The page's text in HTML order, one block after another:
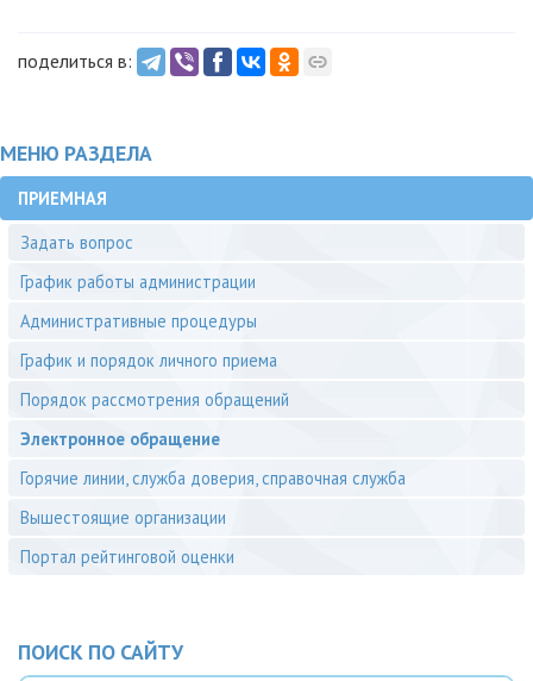
поделиться в:
МЕНЮ РАЗДЕЛА
ПРИЕМНАЯ
Задать вопрос
График работы администрации
Административные процедуры
График и порядок личного приема
Порядок рассмотрения обращений
Электронное обращение
Горячие линии, служба доверия, справочная служба
Вышестоящие организации
Портал рейтинговой оценки
ПОИСК ПО САЙТУ